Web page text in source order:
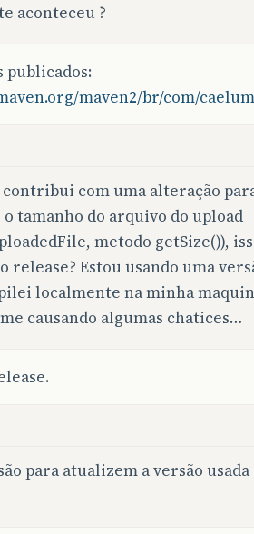
aconteceu ?
publicados:
maven2/br/com/
contribui com uma alteração
tamanho do arquivo do upload
metodo getSize()),
release? Estou usando uma
localmente na minha
causando algumas chatices…
para atualizem a versão usada